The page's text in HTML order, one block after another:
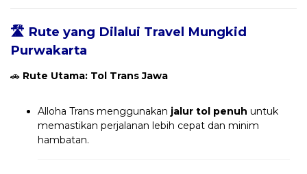
🛣️ Rute yang Dilalui Travel Mungkid
Purwakarta
🚗 Rute Utama: Tol Trans Jawa
Alloha Trans menggunakan jalur tol penuh untuk
memastikan perjalanan lebih cepat dan minim
hambatan.